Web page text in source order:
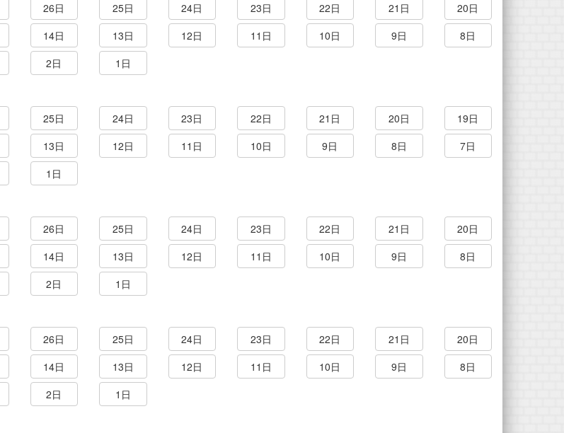
26日 25日 24日 23日 22日 21日
20日
14日 13日 12日 11日 10日 9日
8日
2日 1日
25日 24日 23日 22日 21日 20日
19日
13日 12日 11日 10日 9日 8日
7日
1日
26日 25日 24日 23日 22日 21日
20日
14日 13日 12日 11日 10日 9日
8日
2日 1日
26日 25日 24日 23日 22日 21日
20日
14日 13日 12日 11日 10日 9日
8日
2日 1日